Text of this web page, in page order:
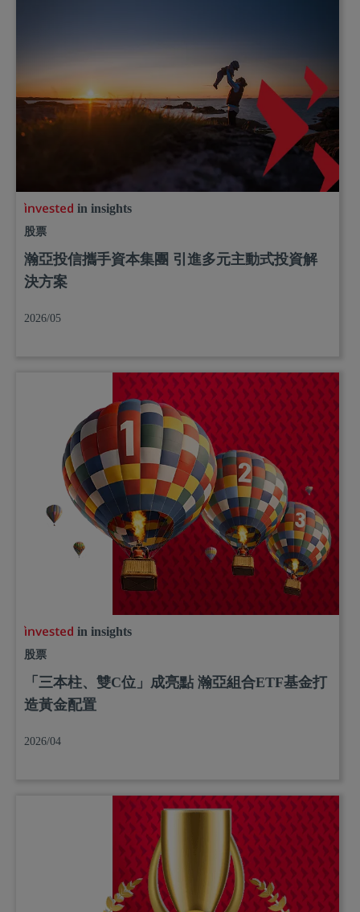
in insights
股票
瀚亞投信攜手資本集團 引進多元主動式投資解
決方案
2026/05
in insights
股票
「三本柱、雙C位」成亮點 瀚亞組合ETF基金打
造黃金配置
2026/04